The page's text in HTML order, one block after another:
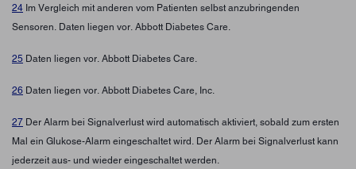
24 Im Vergleich mit anderen vom Patienten selbst anzubringenden
Sensoren. Daten liegen vor. Abbott Diabetes Care.
25 Daten liegen vor. Abbott Diabetes Care.
26 Daten liegen vor. Abbott Diabetes Care, Inc.
27 Der Alarm bei Signalverlust wird automatisch aktiviert, sobald zum ersten
Mal ein Glukose-Alarm eingeschaltet wird. Der Alarm bei Signalverlust kann
jederzeit aus- und wieder eingeschaltet werden.